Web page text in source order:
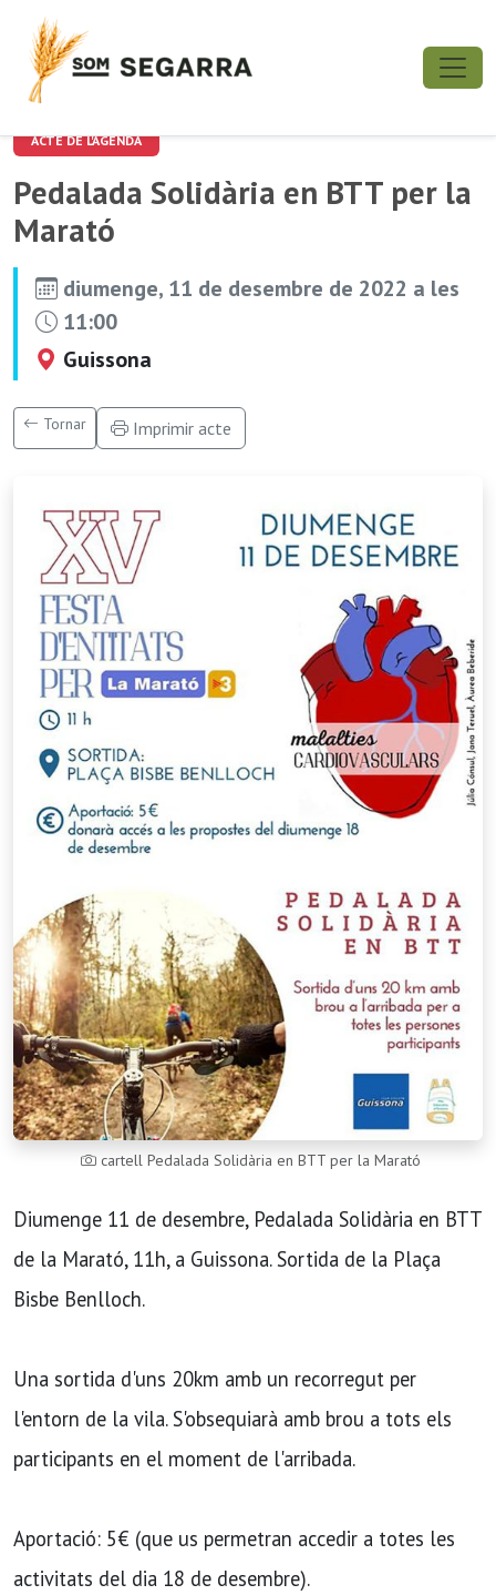
ACTE DE L'AGENDA
Pedalada Solidària en BTT per la
Marató
diumenge, 11 de desembre de 2022 a les
11:00
Guissona
Tornar Imprimir acte
cartell Pedalada Solidària en BTT per la Marató
Diumenge 11 de desembre, Pedalada Solidària en BTT
de la Marató, 11h, a Guissona. Sortida de la Plaça
Bisbe Benlloch.
Una sortida d'uns 20km amb un recorregut per
l'entorn de la vila. S'obsequiarà amb brou a tots els
participants en el moment de l'arribada.
Aportació: 5€ (que us permetran accedir a totes les
activitats del dia 18 de desembre).